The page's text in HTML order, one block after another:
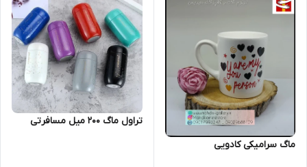
ماگ سرامیکی کادویی
تراول ماگ 200 میل مسافرتی